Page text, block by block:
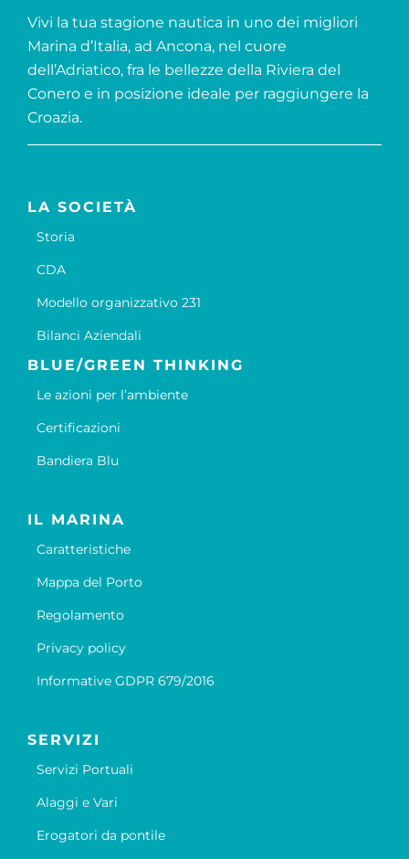
Vivi la tua stagione nautica in uno dei migliori
Marina d’Italia, ad Ancona, nel cuore
dell’Adriatico, fra le bellezze della Riviera del
Conero e in posizione ideale per raggiungere la
Croazia.
LA SOCIETÀ
Storia
CDA
Modello organizzativo 231
Bilanci Aziendali
BLUE/GREEN THINKING
Le azioni per l’ambiente
Certificazioni
Bandiera Blu
IL MARINA
Caratteristiche
Mappa del Porto
Regolamento
Privacy policy
Informative GDPR 679/2016
SERVIZI
Servizi Portuali
Alaggi e Vari
Erogatori da pontile